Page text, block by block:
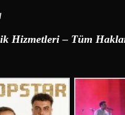
Hizmetleri – Tüm